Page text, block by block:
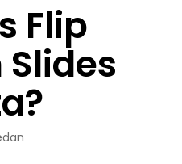
Flip
Slides